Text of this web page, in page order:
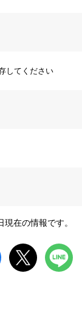
してください
在の情報です。